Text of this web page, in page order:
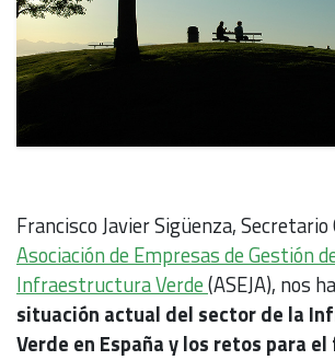
Francisco Javier Sigüenza, Secretario
Asociación de Empresas de Gestión
Infraestructura Verde(ASEJA), nos
situación actual del sector de la
Verde en España y los retos para